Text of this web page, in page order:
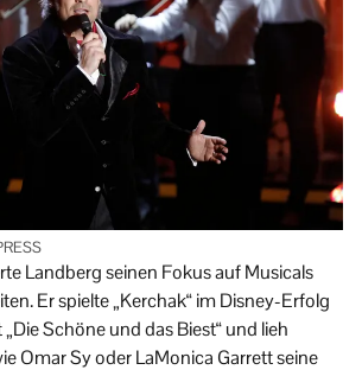
Landberg seinen Fokus auf Musicals
Er spielte „Kerchak“ im Disney-Erfolg
Schöne und das Biest“ und lieh
Omar Sy oder LaMonica Garrett seine